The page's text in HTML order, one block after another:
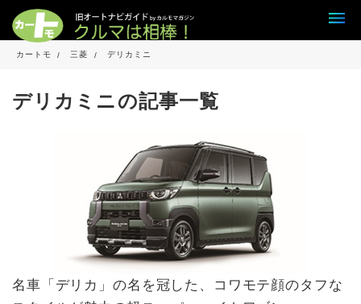
カートモ 三菱 デリカミニ
デリカミニの記事一覧
名車「デリカ」の名を冠した、コワモテ顔のタフな